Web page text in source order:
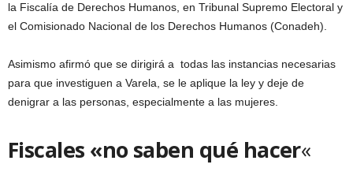
la Fiscalía de Derechos Humanos, en Tribunal Supremo Electoral y
el Comisionado Nacional de los Derechos Humanos (Conadeh).
Asimismo afirmó que se dirigirá a todas las instancias necesarias
para que investiguen a Varela, se le aplique la ley y deje de
denigrar a las personas, especialmente a las mujeres.
Fiscales «no saben qué hacer«